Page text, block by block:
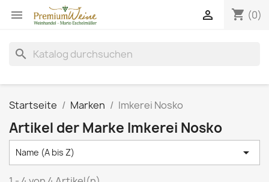
 shopping_cart (0)

search
Startseite Marken Imkerei Nosko
Artikel der Marke Imkerei Nosko
Name (A bis Z) 